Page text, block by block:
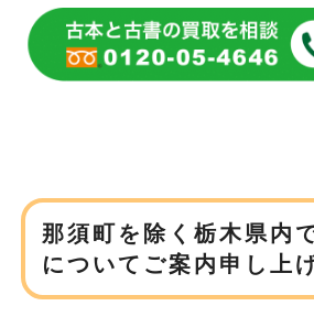
那須町を除く栃木県内
について ご案内申し上